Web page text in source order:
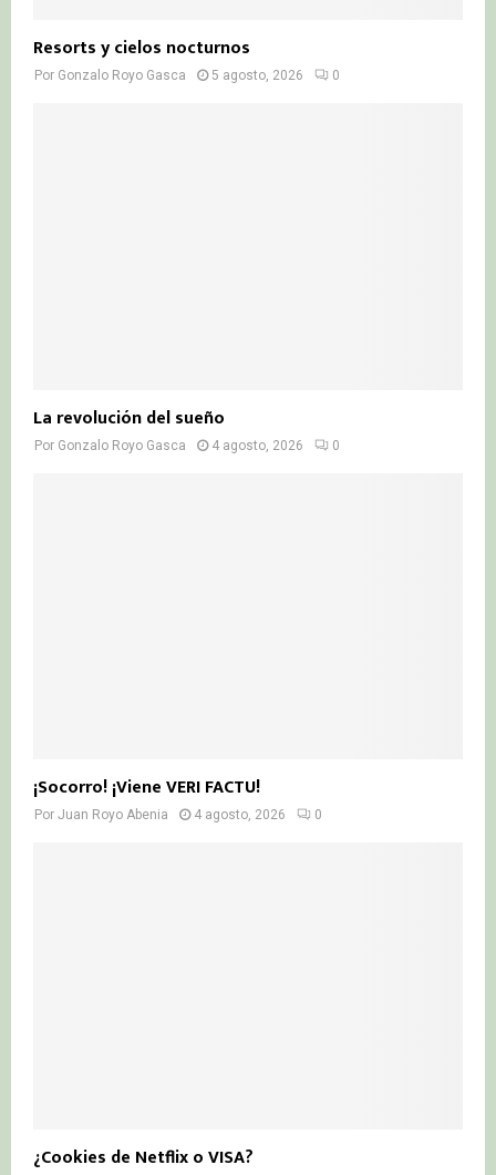
Resorts y cielos nocturnos
Por Gonzalo Royo Gasca 5 agosto, 2026 0
La revolución del sueño
Por Gonzalo Royo Gasca 4 agosto, 2026 0
¡Socorro! ¡Viene VERI FACTU!
Por Juan Royo Abenia 4 agosto, 2026 0
¿Cookies de Netflix o VISA?